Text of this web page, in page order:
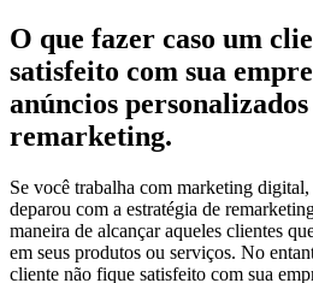
O que fazer caso um
satisfeito com sua
anúncios
remarketing.
Se você trabalha com marketing
deparou com a estratégia de
maneira de alcançar aqueles clientes
em seus produtos ou serviços. No
cliente não fique satisfeito com sua